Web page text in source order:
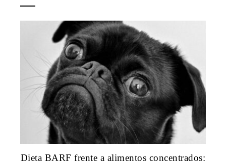
Dieta BARF frente a alimentos concentrados: